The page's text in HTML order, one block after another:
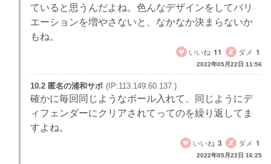
ていると思うんだよね。色んなデザインをしてバリ
エーションを増やさないと、なかなか決まらないか
もね。
いいね 11 ダメ 1
2022年05月22日 11:56
10.2 匿名の浦和サポ (IP:113.149.60.137 )
確かに毎回同じようなボール入れて、同じようにデ
ィフェンダーにクリアされてってのを繰り返してま
すよね。
いいね 3 ダメ 1
2022年05月22日 16:25